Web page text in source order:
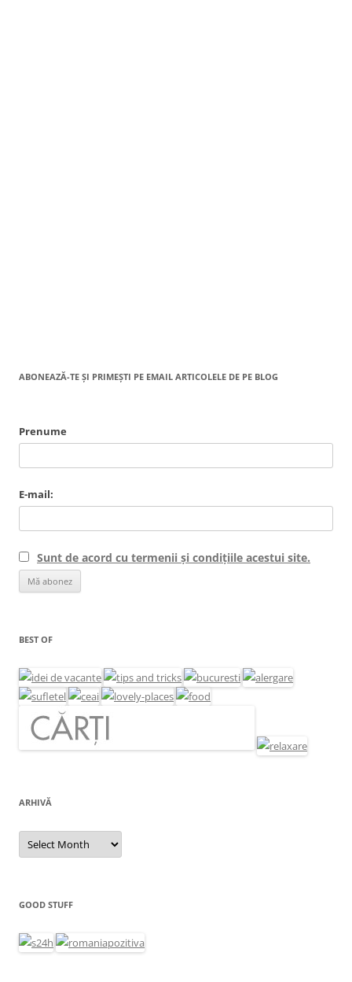
ABONEAZĂ-TE ȘI PRIMEȘTI PE EMAIL ARTICOLELE DE PE BLOG
Prenume
E-mail:
Sunt de acord cu termenii și condițiile acestui site.
BEST OF
ARHIVĂ
Arhivă
GOOD STUFF